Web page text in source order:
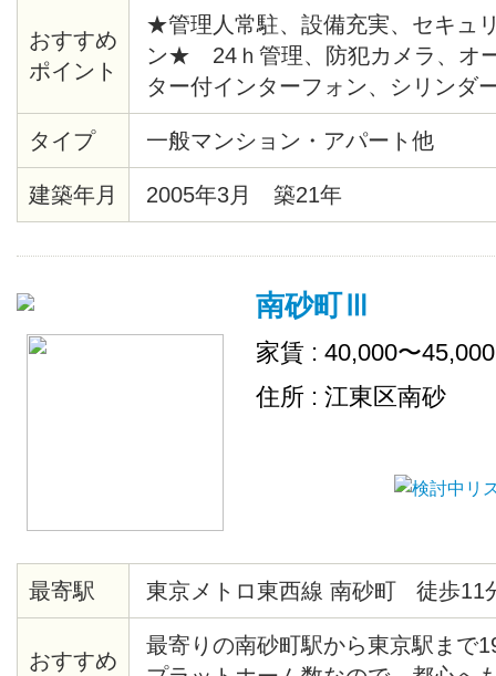
おすすめ
ポイント
★管理人常駐、設備充実、セキュ
ン★ 24ｈ管理、防犯カメラ、オ
ター付インターフォン、シリンダ
緊急通報システム、給湯、バスト
座、システムキッチン、バルコニ
ロア、各居室照明、ピクチャーレ
システム、クローゼット、シュー
（ネット使用料不要）、２４時間
内ごみ置き場、
タイプ 一般マンション・アパート他
建築年月 2005年3月 築21年
南砂町Ⅲ
家賃 : 40,000〜
住所 : 江東区南砂
最寄駅 東京メトロ東西線 南砂町 徒歩11
おすすめ
最寄りの南砂町駅から東京駅まで